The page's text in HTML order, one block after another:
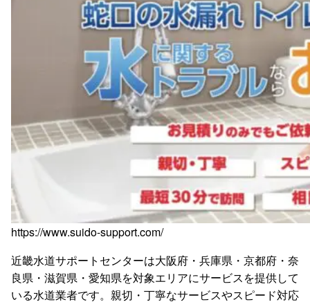
https://www.suido-support.com/
近畿水道サポートセンターは大阪府・兵庫県・京都府・奈
良県・滋賀県・愛知県を対象エリアにサービスを提供して
いる水道業者です。親切・丁寧なサービスやスピード対応